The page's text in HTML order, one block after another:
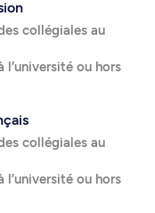
collégiales au
ou hors
collégiales au
ou hors